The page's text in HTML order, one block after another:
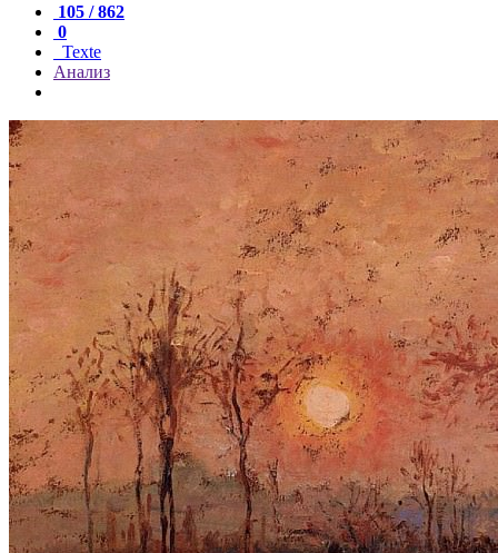
105 / 862
0
Texte
Анализ